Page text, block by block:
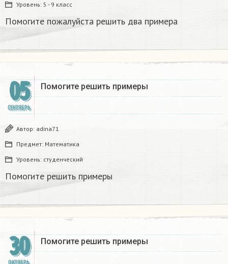
Уровень: 5 - 9 класс
Помогите пожалуйста решить два примера
05
СЕНТЯБРЬ
Помогите решить примеры
Автор: adina71
Предмет: Математика
Уровень: студенческий
Помогите решить примеры
30 Помогите решить примеры